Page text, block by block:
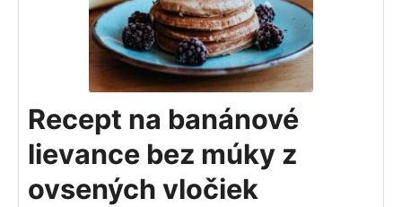
Recept na banánové
lievance bez múky z
ovsených vločiek